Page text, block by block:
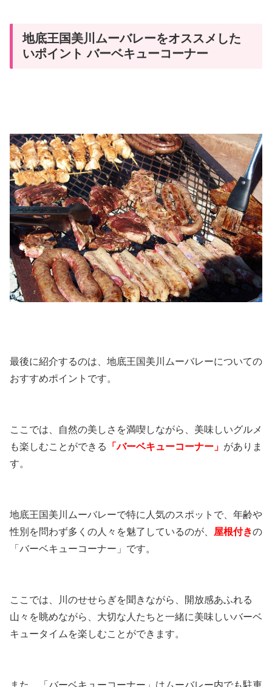
地底王国美川ムーバレーをオススメした
いポイント バーベキューコーナー
最後に紹介するのは、地底王国美川ムーバレーについての
おすすめポイントです。
ここでは、自然の美しさを満喫しながら、美味しいグルメ
も楽しむことができる
「バーベキューコーナー」 がありま
す。
地底王国美川ムーバレーで特に人気のスポットで、年齢や
性別を問わず多くの人々を魅了しているのが、 屋根付きの
「バーベキューコーナー」です。
ここでは、川のせせらぎを聞きながら、開放感あふれる
山々を眺めながら、大切な人たちと一緒に美味しいバーベ
キュータイムを楽しむことができます。
また、「バーベキューコーナー」はムーバレー内でも駐車